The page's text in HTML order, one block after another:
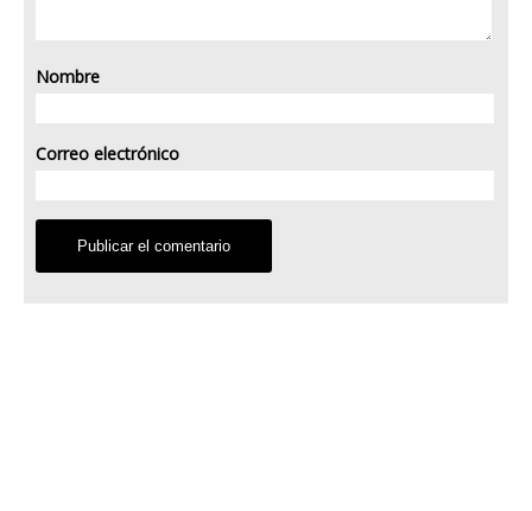
Nombre
Correo electrónico